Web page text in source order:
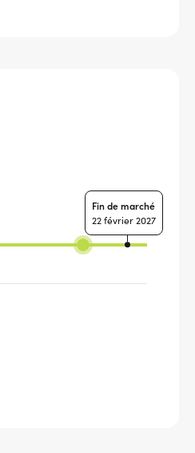
Fin de marché
22 février 2027